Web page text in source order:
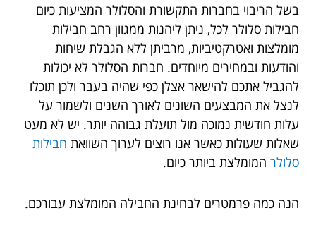
בשל הריבוי בחברות התקשורת והסלולר המציעות כיום
חבילות סלולר לכל, ניתן ליהנות ממגוון רחב חבילות
מומלצות ואטרקטיביות, מרביתן ללא הגבלת שיחות
והודעות ובמחירים מיוחדים. חברות הסלולר לא יכולות
להגביל אתכם להישאר אצלן כפי שהיה בעבר ולכן תוכלו
לנצל את המבצעים השונים לאורך השנים ולשמור על
עלות חודשית נמוכה מול תועלת גבוהה יותר. יש לא מעט
שאלות שעולות כאשר אנו רוצים לערוך השוואת חבילות
סלולר המומלצת ביותר כיום.
הנה כמה פרמטרים לבחינת החבילה המומלצת עבורכם.